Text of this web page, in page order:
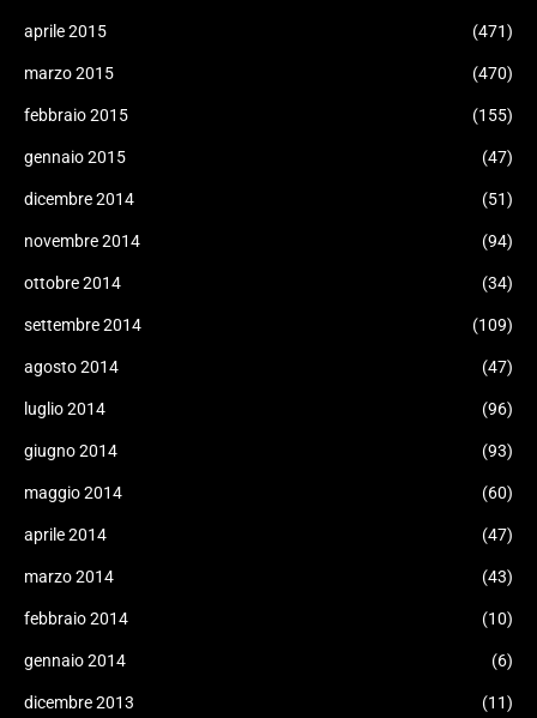
aprile 2015 (471)
marzo 2015 (470)
febbraio 2015 (155)
gennaio 2015 (47)
dicembre 2014 (51)
novembre 2014 (94)
ottobre 2014 (34)
settembre 2014 (109)
agosto 2014 (47)
luglio 2014 (96)
giugno 2014 (93)
maggio 2014 (60)
aprile 2014 (47)
marzo 2014 (43)
febbraio 2014 (10)
gennaio 2014 (6)
dicembre 2013 (11)